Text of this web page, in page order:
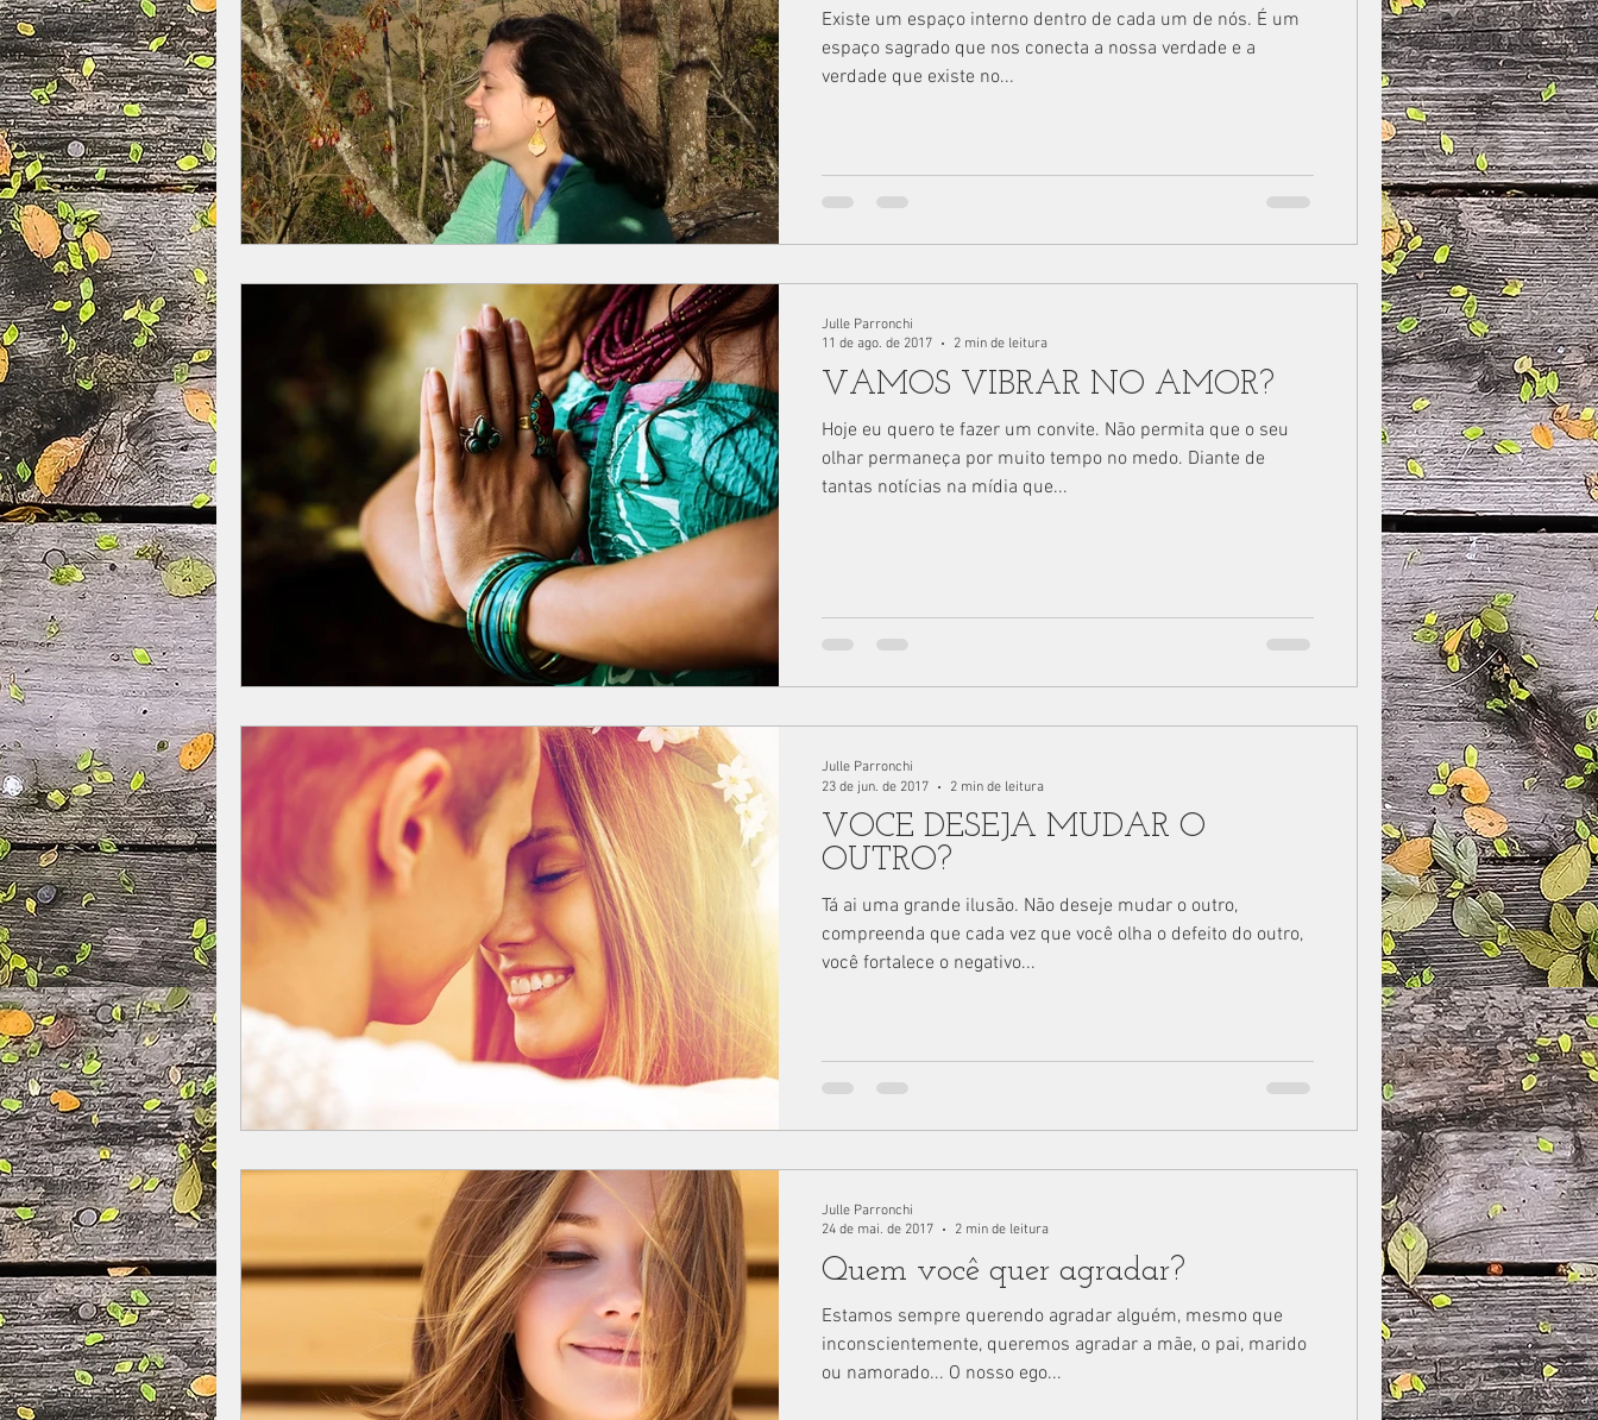
Existe um espaço interno dentro de cada um de nós. É um
espaço sagrado que nos conecta a nossa verdade e a
verdade que existe no...
VAMOS VIBRAR NO AMOR?
Hoje eu quero te fazer um convite. Não permita que o seu
olhar permaneça por muito tempo no medo. Diante de
tantas notícias na mídia que...
Julle Parronchi
11 de ago. de 2017
2 min de leitura
VOCÊ DESEJA MUDAR O
OUTRO?
Tá ai uma grande ilusão. Não deseje mudar o outro,
compreenda que cada vez que você olha o defeito do outro,
você fortalece o negativo...
Julle Parronchi
23 de jun. de 2017
2 min de leitura
Quem você quer agradar?
Estamos sempre querendo agradar alguém, mesmo que
inconscientemente, queremos agradar a mãe, o pai, marido
ou namorado... O nosso ego...
Julle Parronchi
24 de mai. de 2017
2 min de leitura